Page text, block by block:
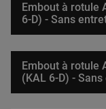
Embout à rotule
6-D) - Sans
Embout à rotule
(KAL 6-D) -